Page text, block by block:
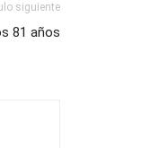
siguiente
81 años